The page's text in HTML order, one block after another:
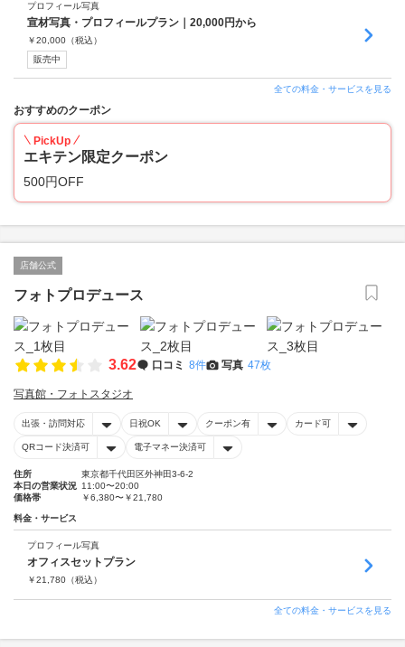
プロフィール写真
宣材写真・プロフィールプラン｜20,000円から
￥20,000 （税込）
販売中
全ての料金・サービスを見る
おすすめのクーポン
PickUp
エキテン限定クーポン
500円OFF
店舗公式
フォトプロデュース
3.62 口コミ 8件 写真 47枚
写真館・フォトスタジオ
出張・訪問対応 日祝OK クーポン有 カード可
QRコード決済可 電子マネー決済可
住所
東京都千代田区外神田3-6-2
本日の営業状況 11:00〜20:00
価格帯
￥6,380〜￥21,780
料金・サービス
プロフィール写真
オフィスセットプラン
￥21,780 （税込）
全ての料金・サービスを見る